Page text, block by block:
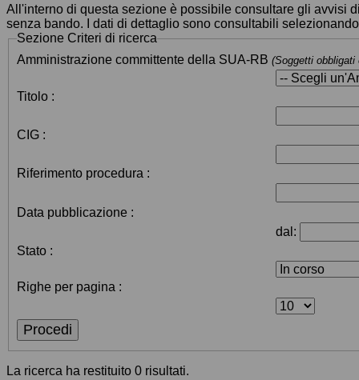
All'interno di questa sezione è possibile consultare gli avvisi
senza bando. I dati di dettaglio sono consultabili
Sezione Criteri di ricerca
Amministrazione committente della SUA-RB (Soggetti
Titolo :
CIG :
Riferimento procedura :
Data pubblicazione :
dal:
Stato :
Righe per pagina :
La ricerca ha restituito 0 risultati.